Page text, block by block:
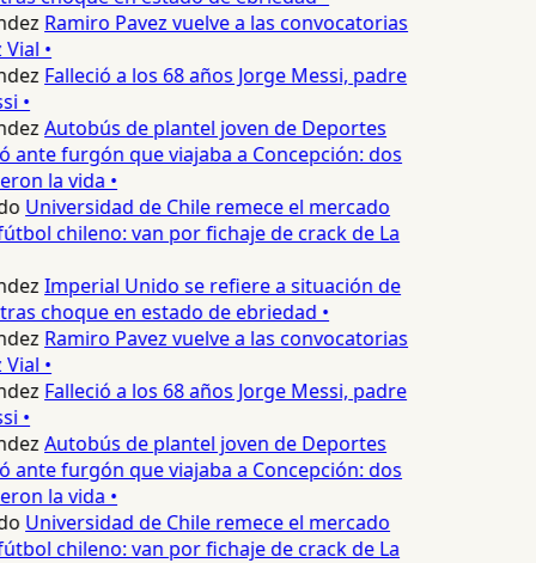
Ramiro Pavez vuelve a las convocatorias
•
Falleció a los 68 años Jorge Messi, padre
•
Autobús de plantel joven de Deportes
ante furgón que viajaba a Concepción: dos
la vida •
Universidad de Chile remece el mercado
chileno: van por fichaje de crack de La
Imperial Unido se refiere a situación de
choque en estado de ebriedad •
Ramiro Pavez vuelve a las convocatorias
•
Falleció a los 68 años Jorge Messi, padre
•
Autobús de plantel joven de Deportes
ante furgón que viajaba a Concepción: dos
la vida •
Universidad de Chile remece el mercado
chileno: van por fichaje de crack de La